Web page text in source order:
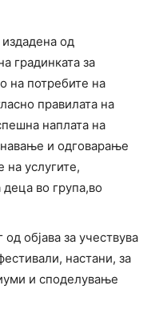
од
градинката за
на потребите на
правилата на
наплата на
и одговарање
на услугите,
во група,во
објава за учествува
настани, за
и споделување